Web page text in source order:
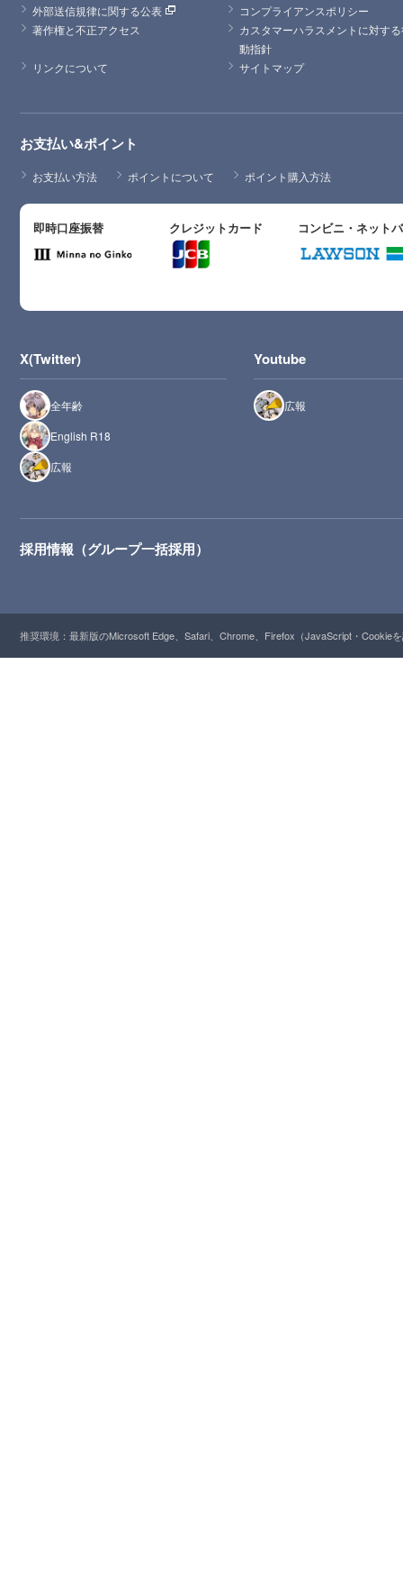
外部送信規律に関する公表
コンプライアンスポリシー
著作権と不正アクセス
カスタマーハラスメントに対す
動指針
リンクについて
サイトマップ
お支払い&ポイント
お支払い方法 ポイントについて ポイント購入方法
即時口座振替 クレジットカード コンビニ・ネット
X(Twitter)
全年齢
English R18
広報
Youtube
広報
採用情報（グループ一括採用）
推奨環境：最新版のMicrosoft Edge、Safari、Chrome、Firefox（JavaScript・Cookie